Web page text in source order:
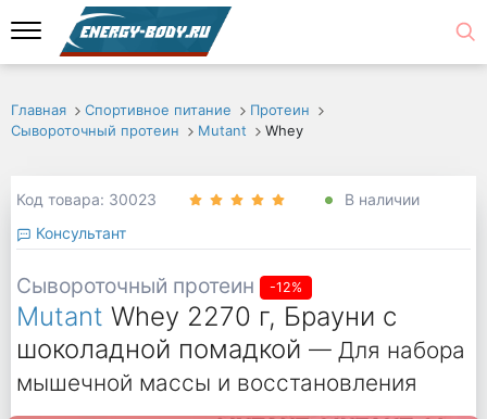
Главная Спортивное питание
Протеин
Сывороточный протеин
Mutant Whey
Код товара: 30023
В наличии
Консультант
Сывороточный протеин -12%
Mutant Whey 2270 г, Брауни с
шоколадной помадкой — Для набора
мышечной массы и восстановления